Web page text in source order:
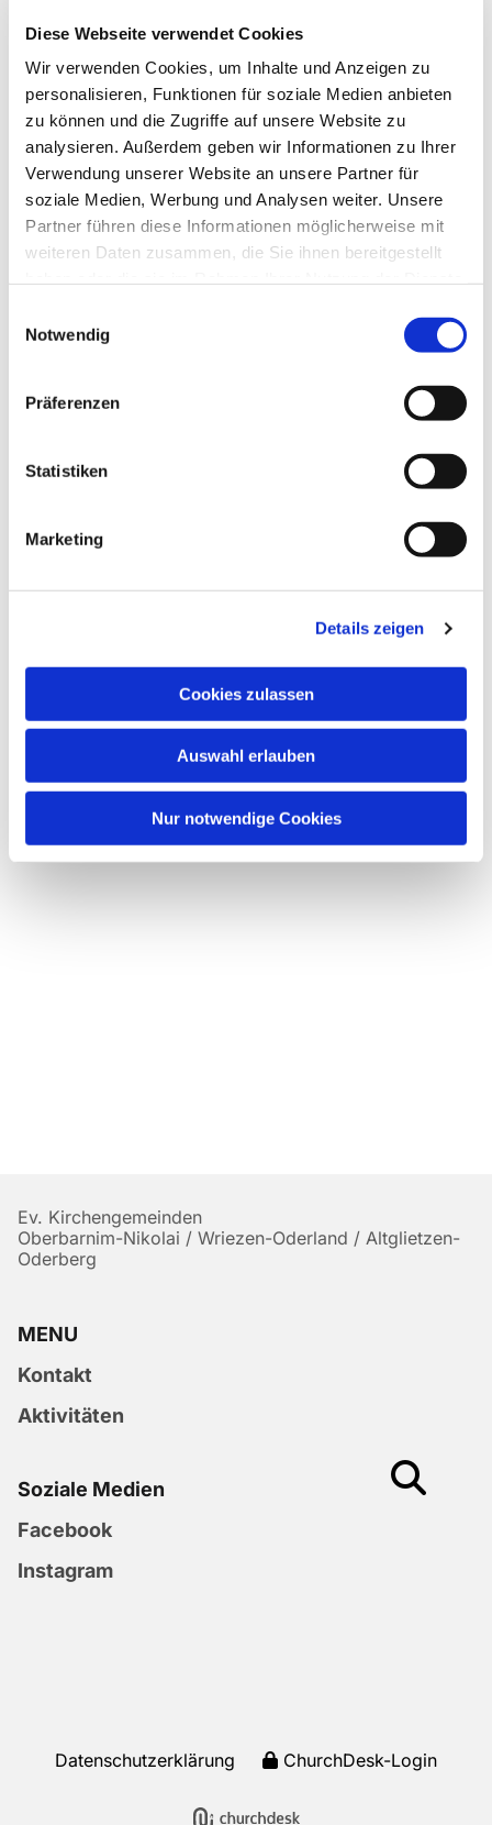
Diese Webseite verwendet Cookies
Wir verwenden Cookies, um Inhalte und Anzeigen zu
personalisieren, Funktionen für soziale Medien anbieten
zu können und die Zugriffe auf unsere Website zu
analysieren. Außerdem geben wir Informationen zu Ihrer
Verwendung unserer Website an unsere Partner für
soziale Medien, Werbung und Analysen weiter. Unsere
Partner führen diese Informationen möglicherweise mit
weiteren Daten zusammen, die Sie ihnen bereitgestellt
Notwendig
Präferenzen
Statistiken
Marketing
Details zeigen
Cookies zulassen
Auswahl erlauben
Nur notwendige Cookies
Ev. Kirchengemeinden
Oberbarnim-Nikolai / Wriezen-Oderland / Altglietzen-
Oderberg
MENU
Kontakt
Aktivitäten
Soziale Medien
Facebook
Instagram
Datenschutzerklärung ChurchDesk-Login